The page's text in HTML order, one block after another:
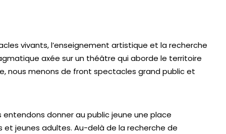
vivants, l’enseignement artistique et la recherche
axée sur un théâtre qui aborde le territoire
nous menons de front spectacles grand public et
donner au public jeune une place
jeunes adultes. Au-delà de la recherche de